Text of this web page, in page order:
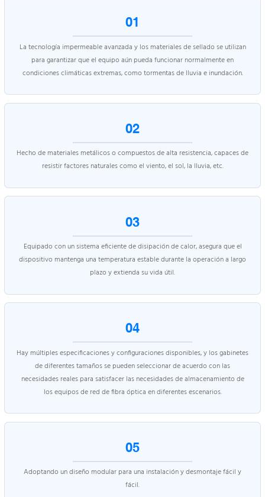
01
La tecnología impermeable avanzada y los materiales de sellado se utilizan
para garantizar que el equipo aún pueda funcionar normalmente en
condiciones climáticas extremas, como tormentas de lluvia e inundación.
02
Hecho de materiales metálicos o compuestos de alta resistencia, capaces de
resistir factores naturales como el viento, el sol, la lluvia, etc.
03
Equipado con un sistema eficiente de disipación de calor, asegura que el
dispositivo mantenga una temperatura estable durante la operación a largo
plazo y extienda su vida útil.
04
Hay múltiples especificaciones y configuraciones disponibles, y los gabinetes
de diferentes tamaños se pueden seleccionar de acuerdo con las
necesidades reales para satisfacer las necesidades de almacenamiento de
los equipos de red de fibra óptica en diferentes escenarios.
05
Adoptando un diseño modular para una instalación y desmontaje fácil y
fácil.